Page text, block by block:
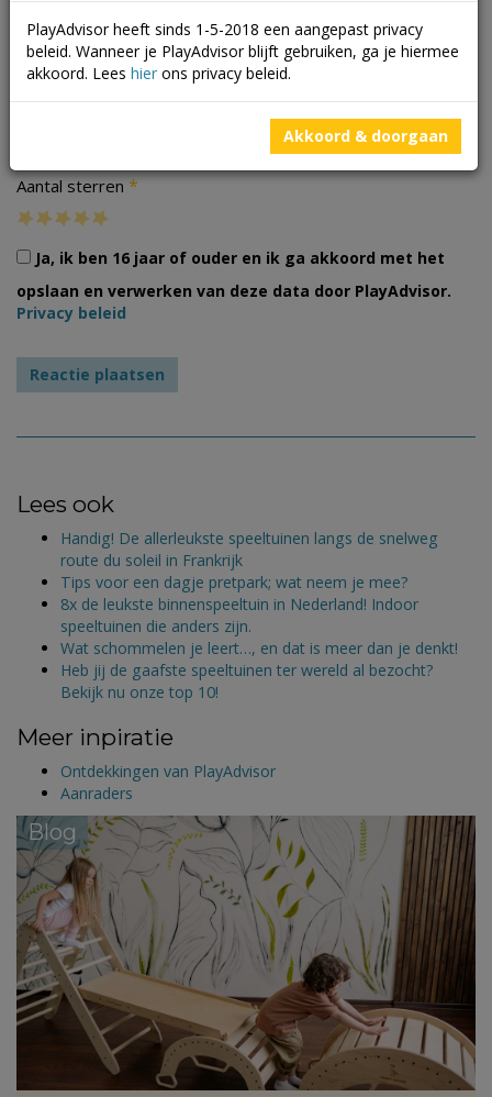
Aantal sterren *
Ja, ik ben 16 jaar of ouder en ik ga akkoord met het
opslaan en verwerken van deze data door PlayAdvisor.
Privacy beleid
Lees ook
Handig! De allerleukste speeltuinen langs de snelweg
route du soleil in Frankrijk
Tips voor een dagje pretpark; wat neem je mee?
8x de leukste binnenspeeltuin in Nederland! Indoor
speeltuinen die anders zijn.
Wat schommelen je leert…, en dat is meer dan je denkt!
Heb jij de gaafste speeltuinen ter wereld al bezocht?
Bekijk nu onze top 10!
Meer inpiratie
Ontdekkingen van PlayAdvisor
Aanraders
Blog
PlayAdvisor heeft sinds 1-5-2018 een aangepast privacy
beleid. Wanneer je PlayAdvisor blijft gebruiken, ga je hiermee
akkoord. Lees hier ons privacy beleid.
Akkoord & doorgaan